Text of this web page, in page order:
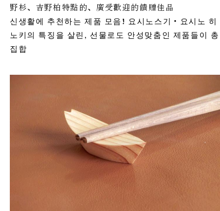
野杉、吉野柏特點的、廣受歡迎的饋贈佳品
신생활에 추천하는 제품 모음! 요시노스기・요시노 히
노키의 특징을 살린, 선물로도 안성맞춤인 제품들이 총
집합